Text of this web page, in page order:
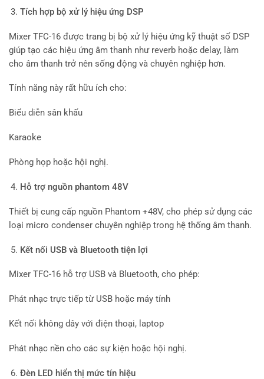
Tích hợp bộ xử lý hiệu ứng DSP
Mixer TFC-16 được trang bị bộ xử lý hiệu ứng kỹ thuật số DSP
giúp tạo các hiệu ứng âm thanh như reverb hoặc delay, làm
cho âm thanh trở nên sống động và chuyên nghiệp hơn.
Tính năng này rất hữu ích cho:
Biểu diễn sân khấu
Karaoke
Phòng họp hoặc hội nghị.
Hỗ trợ nguồn phantom 48V
Thiết bị cung cấp nguồn Phantom +48V, cho phép sử dụng các
loại micro condenser chuyên nghiệp trong hệ thống âm thanh.
Kết nối USB và Bluetooth tiện lợi
Mixer TFC-16 hỗ trợ USB và Bluetooth, cho phép:
Phát nhạc trực tiếp từ USB hoặc máy tính
Kết nối không dây với điện thoại, laptop
Phát nhạc nền cho các sự kiện hoặc hội nghị.
Đèn LED hiển thị mức tín hiệu